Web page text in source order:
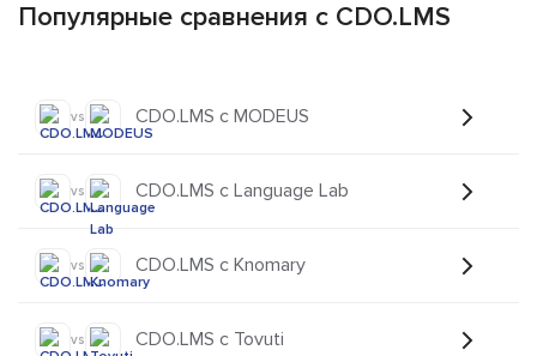
Популярные сравнения с CDO.LMS
vs CDO.LMS с MODEUS
vs CDO.LMS с Language Lab
vs CDO.LMS с Knomary
vs CDO.LMS с Tovuti